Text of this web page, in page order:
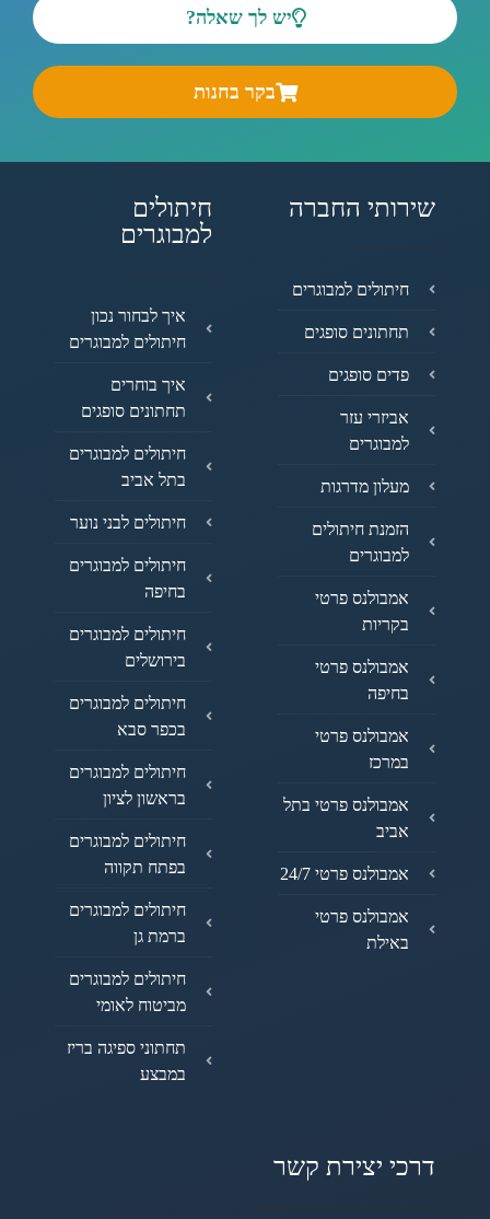
יש לך שאלה?
בקר בחנות
שירותי החברה
חיתולים למבוגרים
תחתונים סופגים
פדים סופגים
אביזרי עזר
למבוגרים
מעלון מדרגות
הזמנת חיתולים
למבוגרים
אמבולנס פרטי
בקריות
אמבולנס פרטי
בחיפה
אמבולנס פרטי
במרכז
אמבולנס פרטי בתל
אביב
אמבולנס פרטי 24/7
אמבולנס פרטי
באילת
חיתולים
למבוגרים
איך לבחור נכון
חיתולים למבוגרים
איך בוחרים
תחתונים סופגים
חיתולים למבוגרים
בתל אביב
חיתולים לבני נוער
חיתולים למבוגרים
בחיפה
חיתולים למבוגרים
בירושלים
חיתולים למבוגרים
בכפר סבא
חיתולים למבוגרים
בראשון לציון
חיתולים למבוגרים
בפתח תקווה
חיתולים למבוגרים
ברמת גן
חיתולים למבוגרים
מביטוח לאומי
תחתוני ספיגה בריז
במבצע
דרכי יצירת קשר